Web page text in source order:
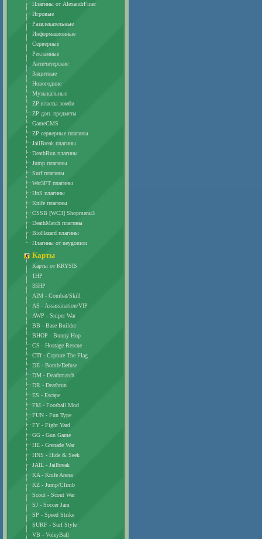
Плагины от AlexandrFiner
Игровые
Развлекательные
Информационные
Серверные
Рекламные
Античитерские
Защитные
Новогодние
Музыкальные
ZP классы зомби
ZP доп. предметы
GameCMS
ZP серверные плагины
JailBreak плагины
DeathRun плагины
Jump плагины
Surf плагины
War3FT плагины
HnS плагины
Knife плагины
CSSB [WC3] Shopmenu3
DeathMatch плагины
BioHazard плагины
Плагины от neygomon
Карты
Карты от KRYSIS
1HP
35HP
AIM - Combat/Skill
AS - Assassination/VIP
AWP - Sniper War
BB - Base Builder
BHOP - Bunny Hop
CS - Hostage Rescue
CTf - Capture The Flag
DE - Bomb/Defuse
DM - Deathmatch
DR - Deathrun
ES - Escape
FM - Football Mod
FUN - Fun Type
FY - Fight Yard
GG - Gun Game
HE - Grenade War
HNS - Hide & Seek
JAIL - Jailbreak
KA - Knife Arena
KZ - Jump/Climb
Scout - Scout War
SJ - Soccer Jam
SP - Speed Strike
SURF - Surf Style
VB - VoleyBall